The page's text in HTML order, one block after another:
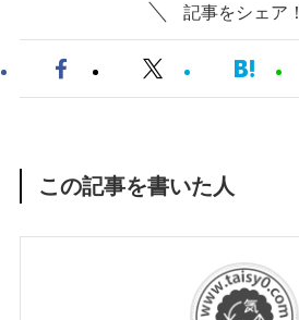
記事をシェア！
この記事を書いた人